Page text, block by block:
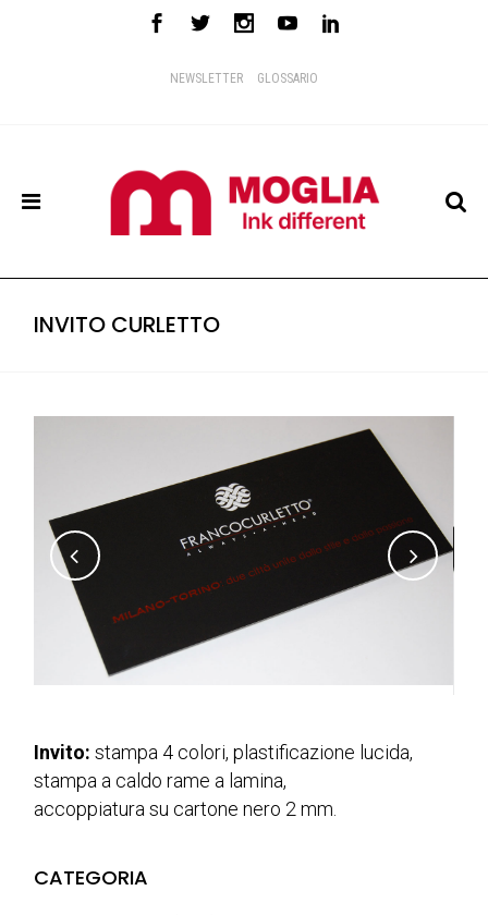
NEWSLETTER GLOSSARIO
INVITO CURLETTO
Invito:stampa 4 colori,plastificazione lucida,
stampa a caldo rame a lamina,
accoppiatura su cartone nero 2 mm.
CATEGORIA